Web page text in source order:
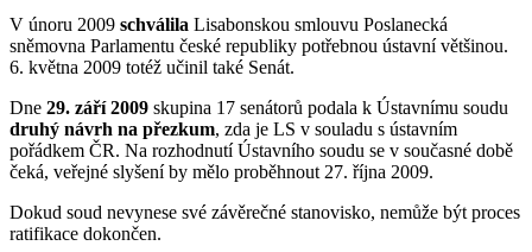
V únoru 2009 schválila Lisabonskou smlouvu Poslanecká
sněmovna Parlamentu české republiky potřebnou ústavní většinou.
6. května 2009 totéž učinil také Senát.
Dne 29. září 2009 skupina 17 senátorů podala k Ústavnímu soudu
druhý návrh na přezkum, zda je LS v souladu s ústavním
pořádkem ČR. Na rozhodnutí Ústavního soudu se v současné době
čeká, veřejné slyšení by mělo proběhnout 27. října 2009.
Dokud soud nevynese své závěrečné stanovisko, nemůže být proces
ratifikace dokončen.